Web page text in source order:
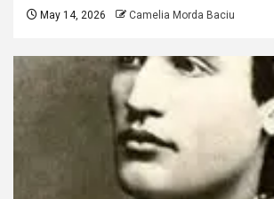
May 14, 2026 Camelia Morda Baciu